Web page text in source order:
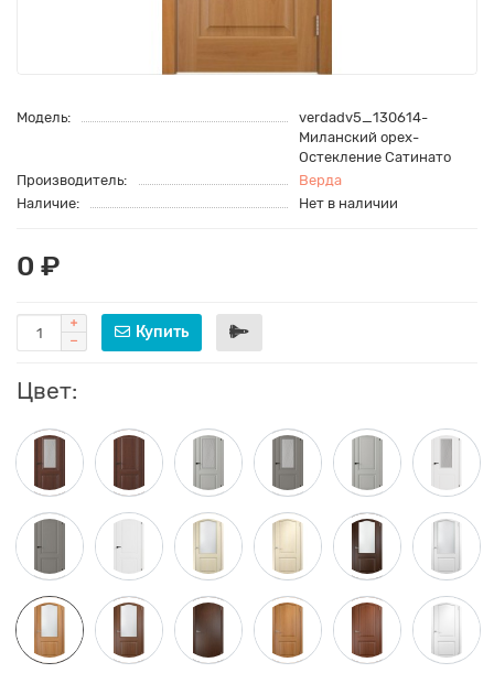
Модель:
verdadv5_130614-
Миланский орех-
Остекление Сатинато
Производитель:
Верда
Наличие:
Нет в наличии
0 ₽
Купить
Цвет: